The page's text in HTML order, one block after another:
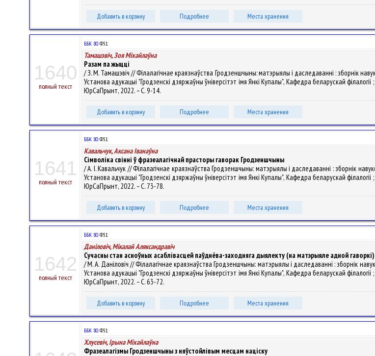
Добавить в корзину Подробнее Места хранения
1640
полный текст
ББК 80.Ф51
Тамашэвіч, Зоя Міхайлаўна
Разам па жыцці
/ З. М. Тамашэвіч // Філалагічнае краязнаўства Гродзеншчыны: матэрыялы і даследаванні : зборнік
Установа адукацыі "Гродзенскі дзяржаўны ўніверсітэт імя Янкі Купалы", Кафедра беларускай
ЮрСаПрынт, 2022. – С. 9-14.
Добавить в корзину Подробнее Места хранения
1641
полный текст
ББК 80.Ф51
Кавальчук, Аксана Іванаўна
Сімволіка свінні ў фразеалагічнай прасторы гаворак Гродзеншчыны
/ А. І. Кавальчук // Філалагічнае краязнаўства Гродзеншчыны: матэрыялы і даследаванні : зборнік
Установа адукацыі "Гродзенскі дзяржаўны ўніверсітэт імя Янкі Купалы", Кафедра беларускай
ЮрСаПрынт, 2022. – С. 73-78.
Добавить в корзину Подробнее Места хранения
1642
полный текст
ББК 80.Ф51
Даніловіч, Мікалай Аляксандравіч
Сучасны стан асноўных асаблівасцей паўднёва-заходняга дыялекту (на матэрыяле адной гаворкі)
/ М. А. Даніловіч // Філалагічнае краязнаўства Гродзеншчыны: матэрыялы і даследаванні : зборнік
Установа адукацыі "Гродзенскі дзяржаўны ўніверсітэт імя Янкі Купалы", Кафедра беларускай
ЮрСаПрынт, 2022. – С. 63-72.
Добавить в корзину Подробнее Места хранения
ББК 80.Ф51
Хлусевіч, Ірына Міхайлаўна
Фразеалагізмы Гродзеншчыны з няўстойлівым месцам націску